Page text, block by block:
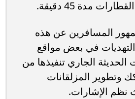
مدة 45 دقيقة.
المسافرين عن هذه
التهديات في بعض مواقع
الجاري تنفيذها من
وتطوير المزلقانات
نظم الإشارات.